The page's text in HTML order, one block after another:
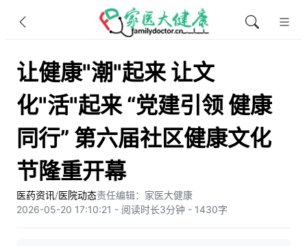
让健康"潮"起来 让文
化"活"起来 “党建引领 健康
同行” 第六届社区健康文化
节隆重开幕
医药资讯/医院动态责任编辑：家医大健康
2026-05-20 17:10:21 - 阅读时长3分钟 - 1430字